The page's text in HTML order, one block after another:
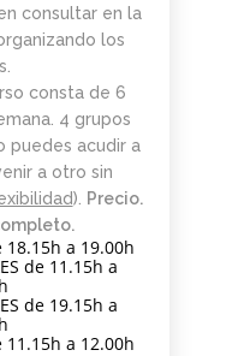
consultar en la
los
consta de 6
4 grupos
puedes acudir a
a otro sin
).
Precio.
18.15h a 19.00h
de 11.15h a
de 19.15h a
11.15h a 12.00h